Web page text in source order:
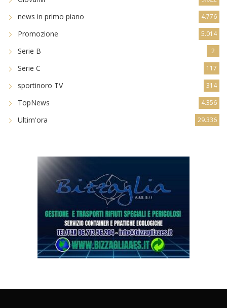
news in primo piano 4.776
Promozione 5.014
Serie B 2
Serie C 117
sportinoro TV 314
TopNews 4.356
Ultim'ora 29.336